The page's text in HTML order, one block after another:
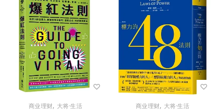
商业理财, 大将·生活 商业理财, 大将·生活